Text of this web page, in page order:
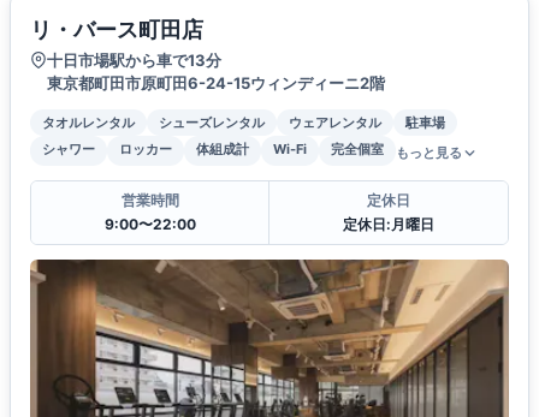
リ・バース町田店
十日市場駅から車で13分
東京都町田市原町田6-24-15ウィンディーニ2階
タオルレンタル シューズレンタル ウェアレンタル
駐車場
シャワー
ロッカー 体組成計 Wi-Fi 完全個室 もっと見る
営業時間
9:00〜22:00
定休日
定休日:月曜日